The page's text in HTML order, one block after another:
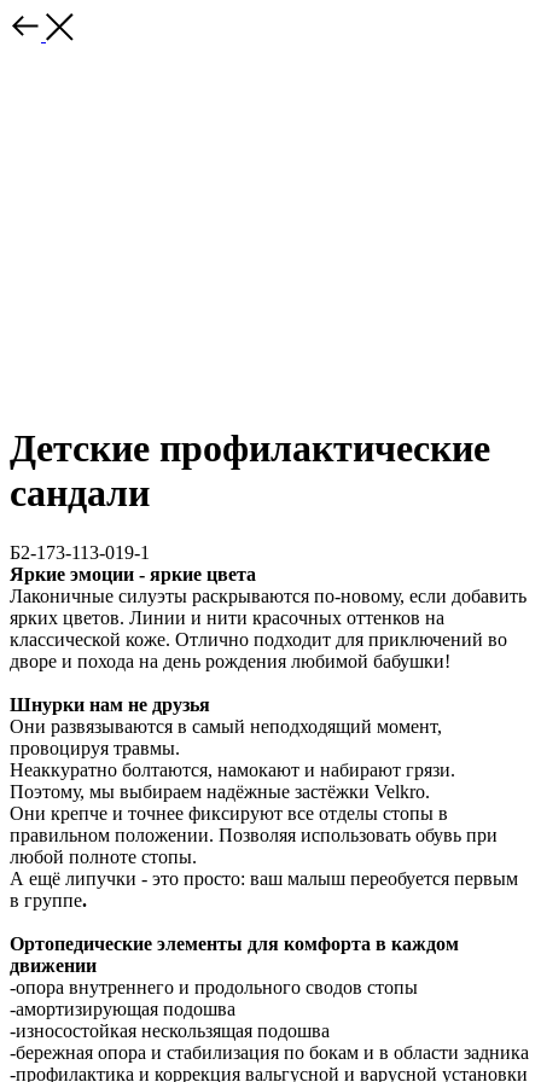
Детские профилактические
сандали
Б2-173-113-019-1
Яркие эмоции - яркие цвета
Лаконичные силуэты раскрываются по-новому, если добавить
ярких цветов. Линии и нити красочных оттенков на
классической коже. Отлично подходит для приключений во
дворе и похода на день рождения любимой бабушки!
Шнурки нам не друзья
Они развязываются в самый неподходящий момент,
провоцируя травмы.
Неаккуратно болтаются, намокают и набирают грязи.
Поэтому, мы выбираем надёжные застёжки Velkro.
Они крепче и точнее фиксируют все отделы стопы в
правильном положении. Позволяя использовать обувь при
любой полноте стопы.
А ещё липучки - это просто: ваш малыш переобуется первым
в группе.
Ортопедические элементы для комфорта в каждом
движении
-опора внутреннего и продольного сводов стопы
-амортизирующая подошва
-износостойкая нескользящая подошва
-бережная опора и стабилизация по бокам и в области задника
-профилактика и коррекция вальгусной и варусной установки